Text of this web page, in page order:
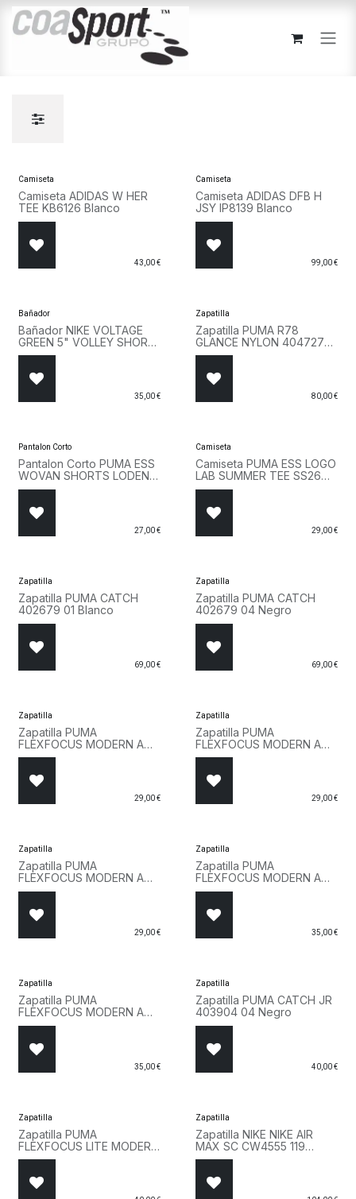
Ir al contenido
Camiseta
Camiseta ADIDAS W HER
TEE KB6126 Blanco
43,00€
Camiseta
Camiseta ADIDAS DFB H
JSY IP8139 Blanco
99,00€
Bañador
Bañador NIKE VOLTAGE
GREEN 5" VOLLEY SHORT
NESSF560 311 Verde
35,00€
Zapatilla
Zapatilla PUMA R78
GLANCE NYLON 404727
01 Blanco
80,00€
Pantalon Corto
Pantalon Corto PUMA ESS
WOVAN SHORTS LODEN
GREEN 682603 81 Verde
27,00€
Camiseta
Camiseta PUMA ESS LOGO
LAB SUMMER TEE SS26
692031 01 Negro
29,00€
Zapatilla
Zapatilla PUMA CATCH
402679 01 Blanco
69,00€
Zapatilla
Zapatilla PUMA CATCH
402679 04 Negro
69,00€
Zapatilla
Zapatilla PUMA
FLEXFOCUS MODERN AC
INF 311523 27 Rosa
29,00€
Zapatilla
Zapatilla PUMA
FLEXFOCUS MODERN AC
INF 311523 26 Gris
29,00€
Zapatilla
Zapatilla PUMA
FLEXFOCUS MODERN AC
INF 311523 02 Azul
29,00€
Zapatilla
Zapatilla PUMA
FLEXFOCUS MODERN AC
PS 401519 27 Rosa
35,00€
Zapatilla
Zapatilla PUMA
FLEXFOCUS MODERN AC
PS 401519 02 Azul
35,00€
Zapatilla
Zapatilla PUMA CATCH JR
403904 04 Negro
40,00€
Zapatilla
Zapatilla PUMA
FLEXFOCUS LITE MODERN
JR 401517 27 Rosa
Zapatilla
Zapatilla NIKE NIKE AIR
MAX SC CW4555 119
Marron